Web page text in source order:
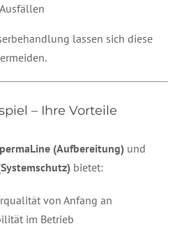
lassen sich diese
– Ihre Vorteile
permaLine (Aufbereitung)und
bietet:
von Anfang an
im Betrieb